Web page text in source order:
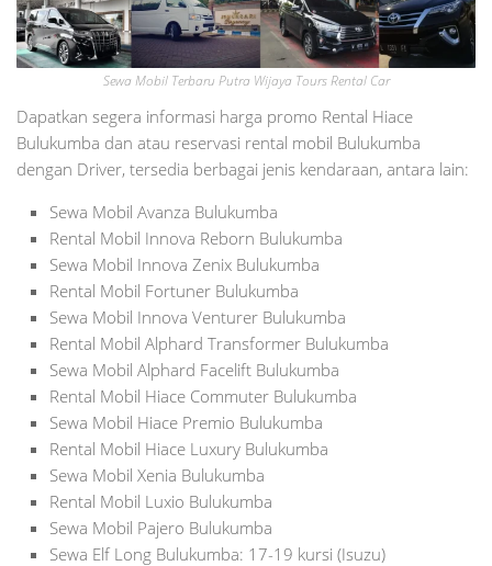
Sewa Mobil Terbaru Putra Wijaya Tours Rental Car
Dapatkan segera informasi harga promo Rental Hiace
Bulukumba dan atau reservasi rental mobil Bulukumba
dengan Driver, tersedia berbagai jenis kendaraan, antara lain:
Sewa Mobil Avanza Bulukumba
Rental Mobil Innova Reborn Bulukumba
Sewa Mobil Innova Zenix Bulukumba
Rental Mobil Fortuner Bulukumba
Sewa Mobil Innova Venturer Bulukumba
Rental Mobil Alphard Transformer Bulukumba
Sewa Mobil Alphard Facelift Bulukumba
Rental Mobil Hiace Commuter Bulukumba
Sewa Mobil Hiace Premio Bulukumba
Rental Mobil Hiace Luxury Bulukumba
Sewa Mobil Xenia Bulukumba
Rental Mobil Luxio Bulukumba
Sewa Mobil Pajero Bulukumba
Sewa Elf Long Bulukumba: 17-19 kursi (Isuzu)